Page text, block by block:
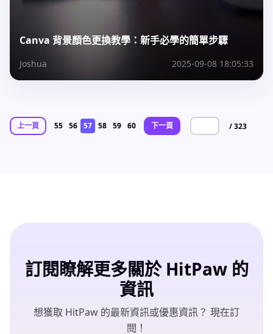
Canva 背景顏色更換教學：新手必學的簡單步驟
Joshua 2025-09-08 18:05:33
上一頁 55 56 57 58 59 60 下一頁 / 323
訂閱瞭解更多關於 HitPaw 的
資訊
想獲取 HitPaw 的最新資訊或優惠資訊？ 現在訂
閱！